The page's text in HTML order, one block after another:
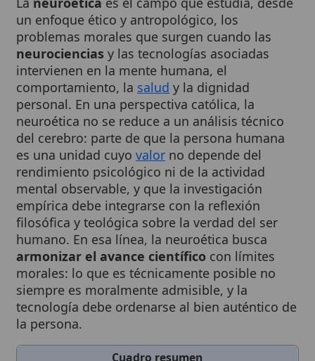
problemas morales que surgen cuando las
neurocienciasy las tecnologías asociadas
intervienen en la mente humana, el
comportamiento, lasaludy la dignidad
personal. En una perspectiva católica, la
neuroética no se reduce a un análisis técnico
del cerebro: parte de que la persona humana
es una unidad cuyovalorno depende del
rendimiento psicológico ni de la actividad
mental observable, y que la investigación
empírica debe integrarse con la reflexión
filosófica y teológica sobre la verdad del ser
humano. En esa línea, la neuroética busca
armonizar el avance científicocon límites
morales: lo que es técnicamente posible no
siempre es moralmente admisible, y la
tecnología debe ordenarse al bien auténtico de
la persona.
Cuadro resumen
[Datos abiertos]
Nombre